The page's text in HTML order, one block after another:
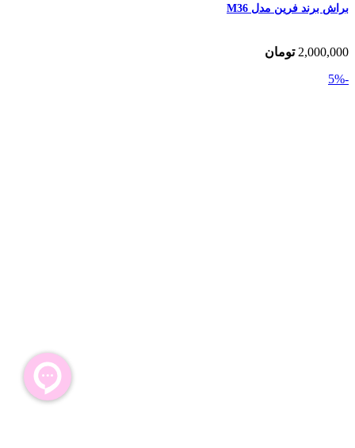
براش برند فرین مدل M36
2,000,000 تومان
-5%